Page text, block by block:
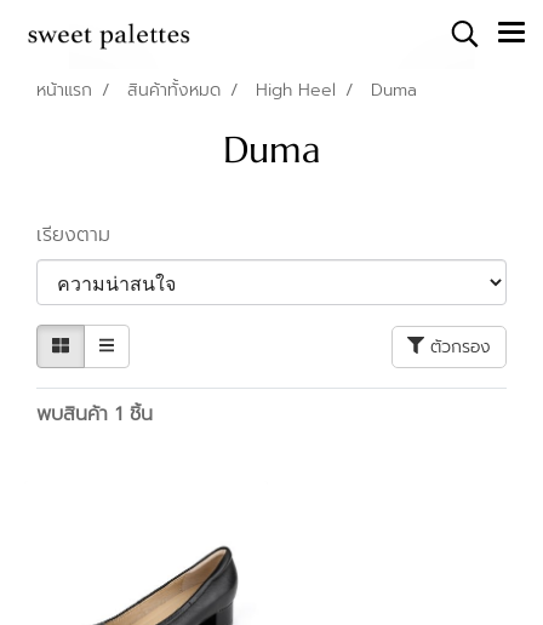
หน้าแรก สินค้าทั้งหมด High Heel Duma
Duma
เรียงตาม
ตัวกรอง
พบสินค้า 1 ชิ้น